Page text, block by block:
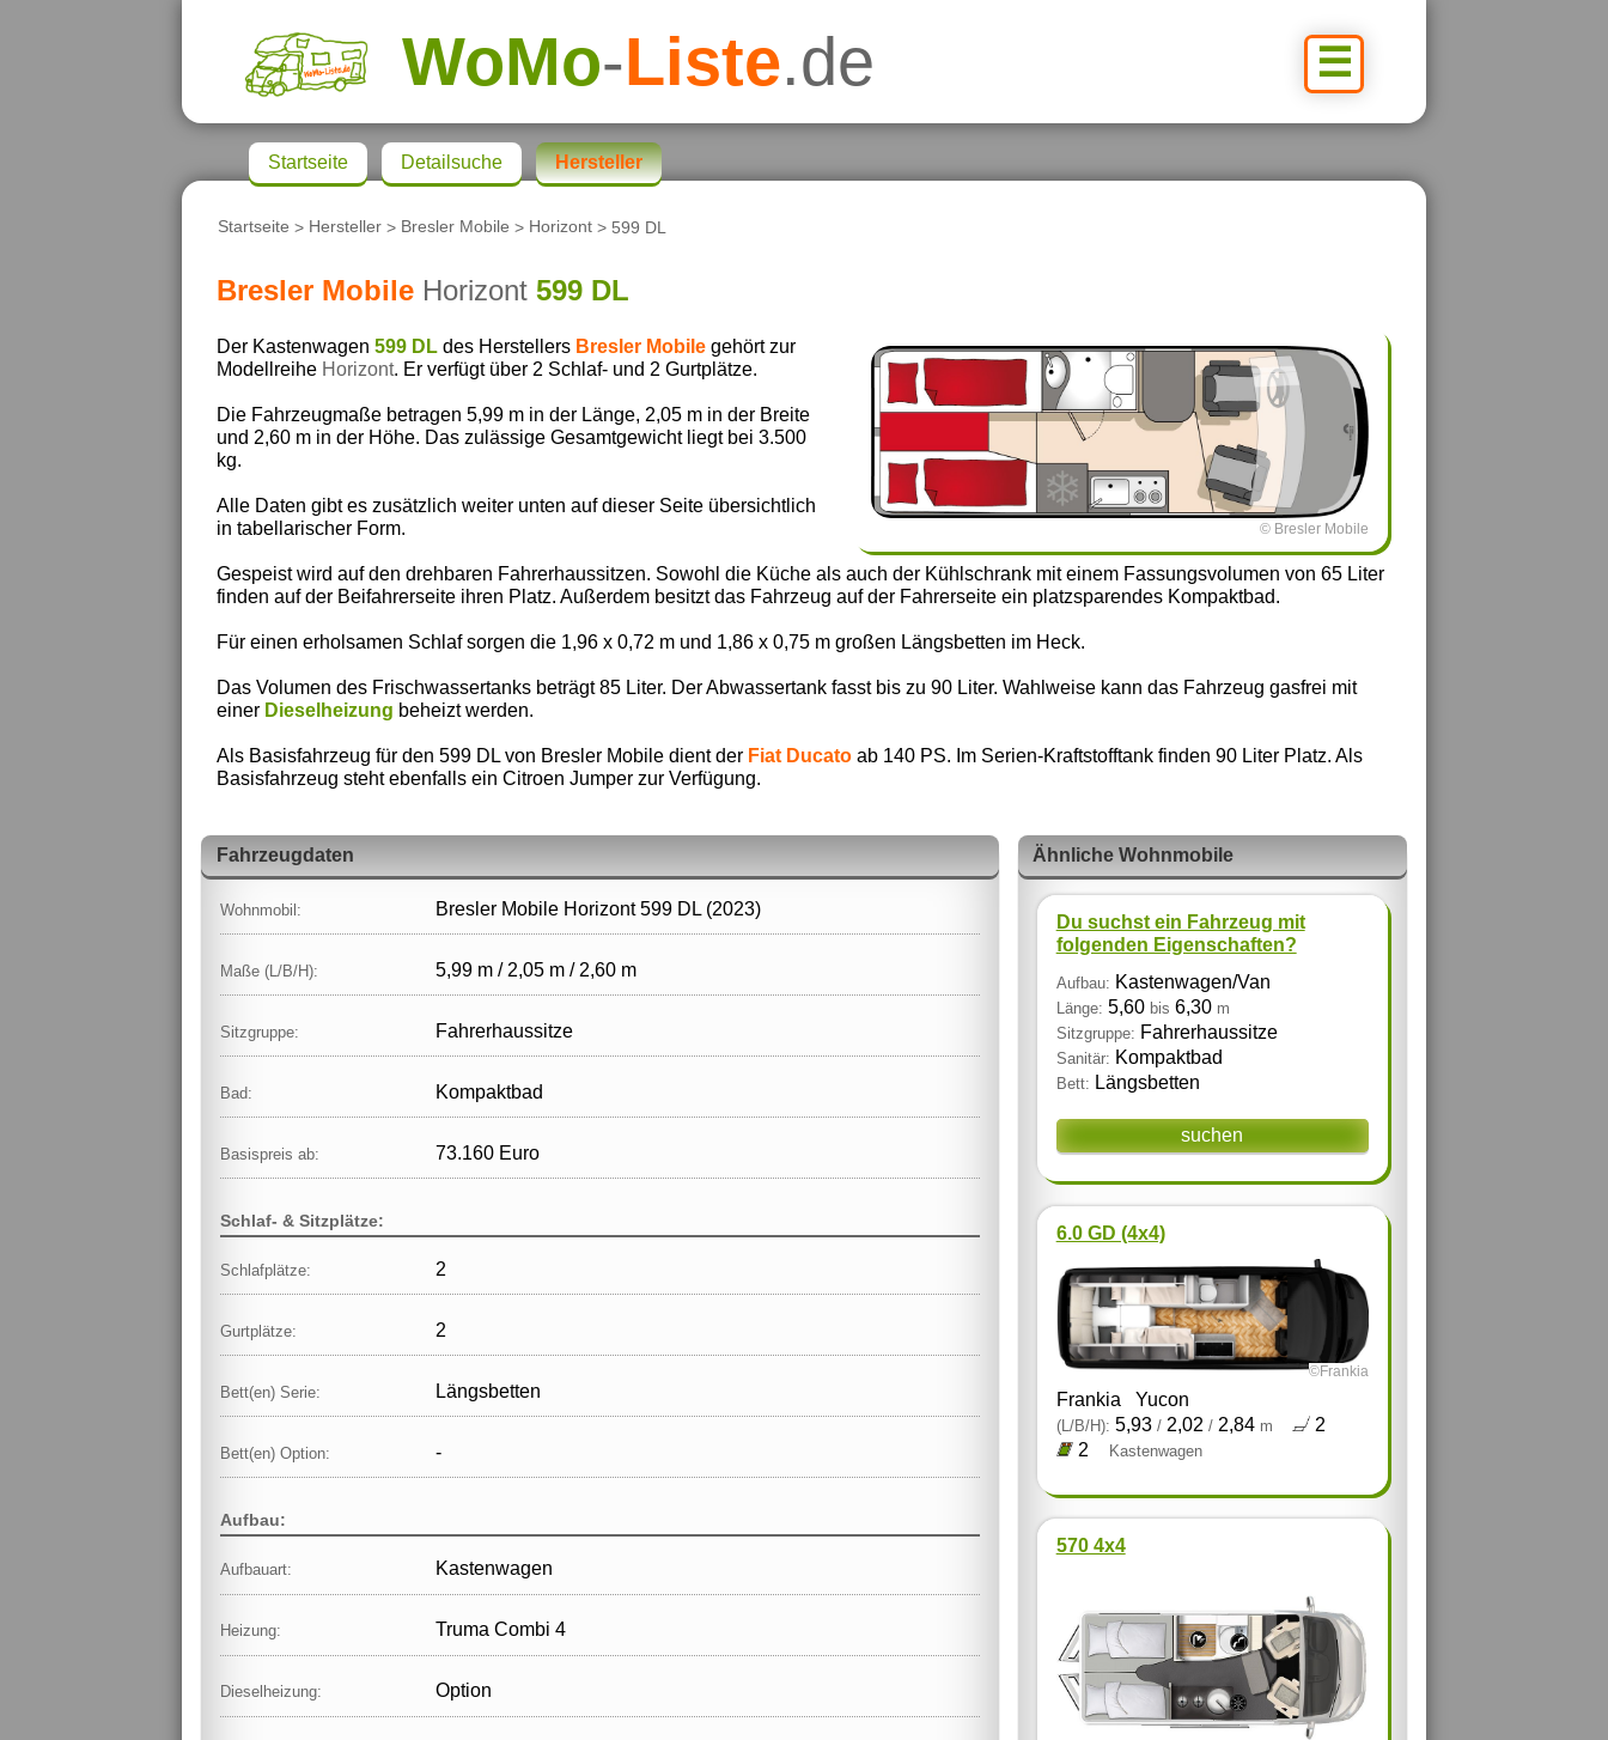
☰
WoMo-Liste.de
Startseite > Hersteller > Bresler Mobile > Horizont > 599 DL
Bresler Mobile Horizont 599 DL
© Bresler Mobile
Der Kastenwagen 599 DLdes Herstellers Bresler Mobilegehört zur
Modellreihe Horizont. Er verfügt über 2 Schlaf- und 2 Gurtplätze.
Die Fahrzeugmaße betragen 5,99 m in der Länge, 2,05 m in der Breite
und 2,60 m in der Höhe. Das zulässige Gesamtgewicht liegt bei 3.500
kg.
Alle Daten gibt es zusätzlich weiter unten auf dieser Seite übersichtlich
in tabellarischer Form.
Gespeist wird auf den drehbaren Fahrerhaussitzen. Sowohl die Küche als auch der Kühlschrank mit einem Fassungsvolumen von 65 Liter
finden auf der Beifahrerseite ihren Platz. Außerdem besitzt das Fahrzeug auf der Fahrerseite ein platzsparendes Kompaktbad.
Für einen erholsamen Schlaf sorgen die 1,96 x 0,72 m und 1,86 x 0,75 m großen Längsbetten im Heck.
Das Volumen des Frischwassertanks beträgt 85 Liter. Der Abwassertank fasst bis zu 90 Liter. Wahlweise kann das Fahrzeug gasfrei mit
einer Dieselheizung beheizt werden.
Als Basisfahrzeug für den 599 DL von Bresler Mobile dient der Fiat Ducatoab 140 PS. Im Serien-Kraftstofftank finden 90 Liter Platz. Als
Basisfahrzeug steht ebenfalls ein Citroen Jumper zur Verfügung.
Fahrzeugdaten
Wohnmobil: Bresler Mobile Horizont 599 DL (2023)
Maße (L/B/H): 5,99 m / 2,05 m / 2,60 m
Sitzgruppe: Fahrerhaussitze
Bad: Kompaktbad
Basispreis ab: 73.160 Euro
Schlaf- & Sitzplätze:
Schlafplätze: 2
Gurtplätze: 2
Bett(en) Serie: Längsbetten
Bett(en) Option: -
Aufbau:
Aufbauart: Kastenwagen
Heizung: Truma Combi 4
Dieselheizung: Option
Ähnliche Wohnmobile
Du suchst ein Fahrzeug mit
folgenden Eigenschaften?
Aufbau: Kastenwagen/Van
Länge: 5,60 bis 6,30 m
Sitzgruppe: Fahrerhaussitze
Sanitär: Kompaktbad
Bett: Längsbetten
suchen
6.0 GD (4x4)
©Frankia
Frankia Yucon
(L/B/H): 5,93 /2,02 /2,84 m
2
2
Kastenwagen
570 4x4
Startseite Detailsuche Hersteller